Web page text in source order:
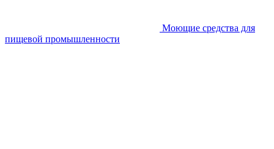
Моющие средства для
пищевой промышленности